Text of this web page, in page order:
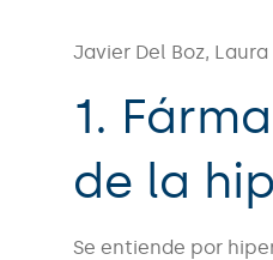
Javier Del Boz,
1.
de la
Se entiende por